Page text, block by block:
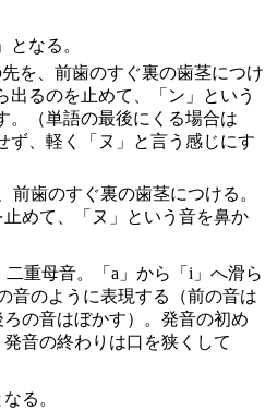
となる。
先を、前歯のすぐ裏の歯茎につけ
出るのを止めて、「ン」という
。（単語の最後にくる場合は
ず、軽く「ヌ」と言う感じにす
前歯のすぐ裏の歯茎につける。
めて、「ヌ」という音を鼻か
二重母音。「a」から「i」へ滑ら
音のように表現する（前の音は
の音はぼかす）。発音の初め
音の終わりは口を狭くして
る。